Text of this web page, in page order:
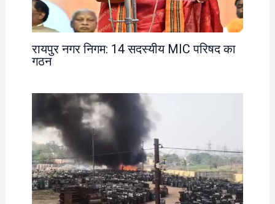
रायपुर नगर निगम: 14 सदस्यीय MIC परिषद का
गठन